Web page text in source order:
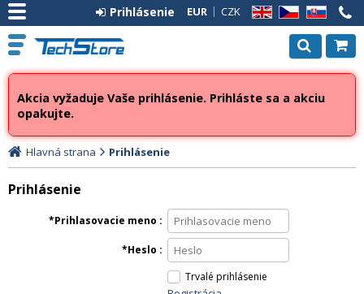
EN CZ SK
EUR CZK
Prihlásenie
Akcia vyžaduje Vaše prihlásenie. Prihláste sa a akciu
opakujte.
Hlavná strana Prihlásenie
Prihlásenie
Prihlasovacie meno
Heslo
Trvalé prihlásenie